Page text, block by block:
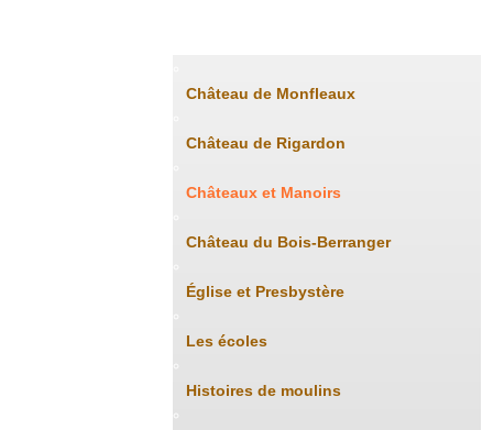
Château de Monfleaux
Château de Rigardon
Châteaux et Manoirs
Château du Bois-Berranger
Église et Presbystère
Les écoles
Histoires de moulins